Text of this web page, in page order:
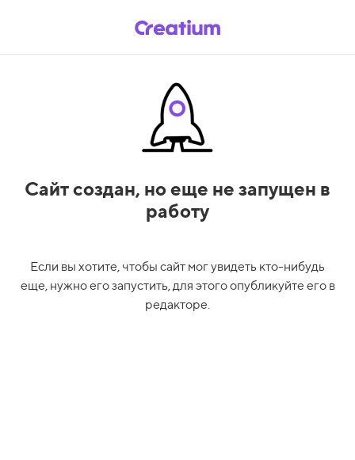
Сайт создан, но еще не запущен в
работу
Если вы хотите, чтобы сайт мог увидеть кто-нибудь
еще, нужно его запустить, для этого опубликуйте его в
редакторе.